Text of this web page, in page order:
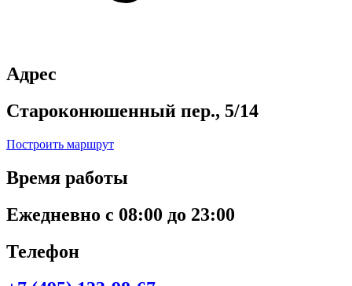
Адрес
Староконюшенный пер., 5/14
Построить маршрут
Время работы
Ежедневно с 08:00 до 23:00
Телефон